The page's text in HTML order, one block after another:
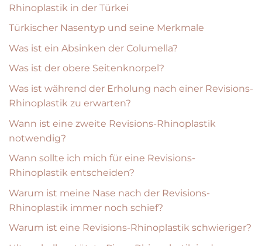
Rhinoplastik in der Türkei
Türkischer Nasentyp und seine Merkmale
Was ist ein Absinken der Columella?
Was ist der obere Seitenknorpel?
Was ist während der Erholung nach einer Revisions-
Rhinoplastik zu erwarten?
Wann ist eine zweite Revisions-Rhinoplastik
notwendig?
Wann sollte ich mich für eine Revisions-
Rhinoplastik entscheiden?
Warum ist meine Nase nach der Revisions-
Rhinoplastik immer noch schief?
Warum ist eine Revisions-Rhinoplastik schwieriger?